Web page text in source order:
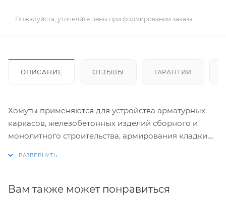
Пожалуйста, уточняйте цены при формировании заказа.
ОПИСАНИЕ ОТЗЫВЫ ГАРАНТИИ
Хомуты применяются для устройства арматурных
каркасов, железобетонных изделий сборного и
монолитного строительства, армирования кладки.
строго выдержаны, благодаря автоматизации
Вам также может понравиться